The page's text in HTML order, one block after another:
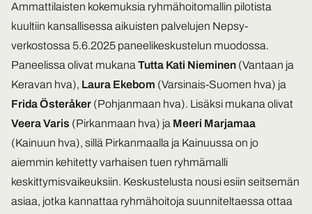
Ammattilaisten kokemuksia ryhmähoitomallin pilotista
kuultiin kansallisessa aikuisten palvelujen Nepsy-
verkostossa 5.6.2025 paneelikeskustelun muodossa.
Paneelissa olivat mukana Tutta Kati Nieminen (Vantaan ja
Keravan hva), Laura Ekebom (Varsinais-Suomen hva) ja
Frida Österåker (Pohjanmaan hva). Lisäksi mukana olivat
Veera Varis (Pirkanmaan hva) ja Meeri Marjamaa
(Kainuun hva), sillä Pirkanmaalla ja Kainuussa on jo
aiemmin kehitetty varhaisen tuen ryhmämalli
keskittymisvaikeuksiin. Keskustelusta nousi esiin seitsemän
asiaa, jotka kannattaa ryhmähoitoja suunniteltaessa ottaa